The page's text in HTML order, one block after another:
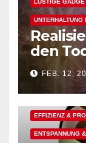
LUSTIGE
UNTERHALTUNG
den
FEB. 12,
EFFIZIENZ &
ENTSPANNUNG